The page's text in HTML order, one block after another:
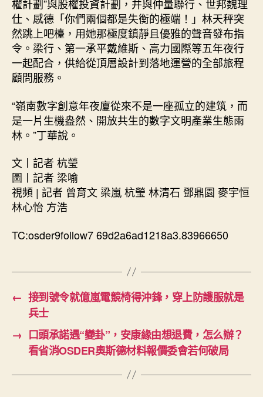
權計劃”與股權投資計劃，并與仲量聯行、世邦魏理
仕、感德「你們兩個都是失衡的極端！」林天秤突
然跳上吧檯，用她那極度鎮靜且優雅的聲音發布指
令。梁行、第一承平戴維斯、高力國際等五年夜行
一起配合，供給從頂層設計到落地運營的全部旅程
顧問服務。
“嶺南數字創意年夜廈從來不是一座孤立的建筑，而
是一片生機盎然、開放共生的數字文明產業生態雨
林。”丁華說。
文丨記者 杭瑩
圖丨記者 梁喻
視頻 | 記者 曾育文 梁嵐 杭瑩 林清石 鄧鼎園 麥宇恒
林心怡 方浩
TC:osder9follow7 69d2a6ad1218a3.83966650
← 接到號令就億嵐電競椅得沖鋒，穿上防護服就是
兵士
→ 口頭承諾遇“變卦”，安康緣由想退費，怎么辦？
看省消OSDER奧斯德材料報價委會若何破局